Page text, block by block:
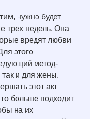
нужно будет
трех недель. Она
вредят любви,
этого
метод-
так и для жены.
этот акт
больше подходит
на их